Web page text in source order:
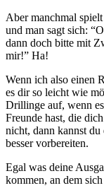
Aber manchmal
und man sagt sich:
dann doch bitte mit
mir!” Ha!
Wenn ich also einen
es dir so leicht wie
Drillinge auf, wenn
Freunde hast, die
nicht, dann kannst
besser vorbereiten.
Egal was deine
kommen, an dem